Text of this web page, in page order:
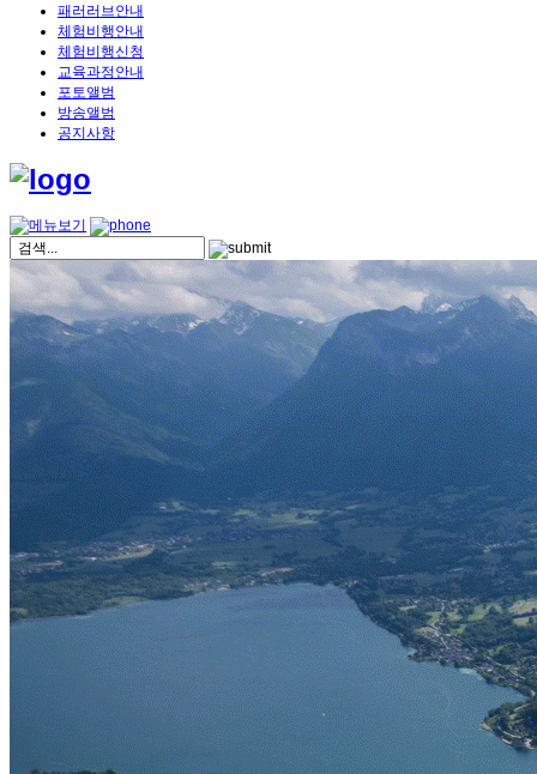
패러러브안내
체험비행안내
체험비행신청
교육과정안내
포토앨범
방송앨범
공지사항